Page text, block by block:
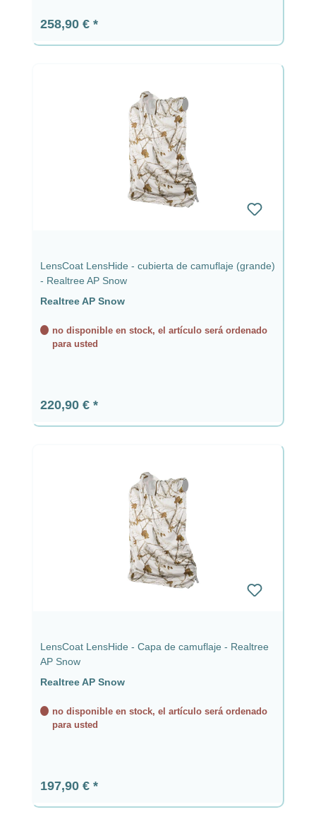
Precio normal:
258,90 €
LensCoat LensHide - cubierta de camuflaje (grande)
- Realtree AP Snow
Realtree AP Snow
no disponible en stock, el artículo será ordenado
para usted
Precio normal:
220,90 €
LensCoat LensHide - Capa de camuflaje - Realtree
AP Snow
Realtree AP Snow
no disponible en stock, el artículo será ordenado
para usted
Precio normal:
197,90 €